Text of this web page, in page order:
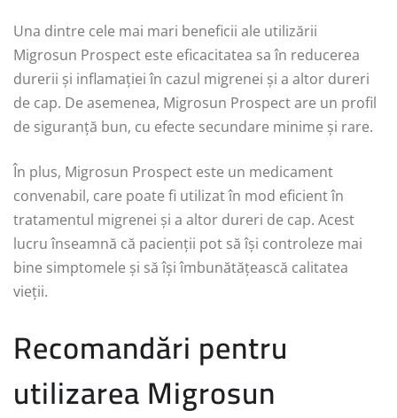
Una dintre cele mai mari beneficii ale utilizării
Migrosun Prospect este eficacitatea sa în reducerea
durerii și inflamației în cazul migrenei și a altor dureri
de cap. De asemenea, Migrosun Prospect are un profil
de siguranță bun, cu efecte secundare minime și rare.
În plus, Migrosun Prospect este un medicament
convenabil, care poate fi utilizat în mod eficient în
tratamentul migrenei și a altor dureri de cap. Acest
lucru înseamnă că pacienții pot să își controleze mai
bine simptomele și să își îmbunătățească calitatea
vieții.
Recomandări pentru
utilizarea Migrosun